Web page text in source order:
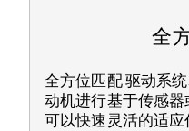
全
全方位匹配 驱动系
动机进行基于传感
可以快速灵活的适应